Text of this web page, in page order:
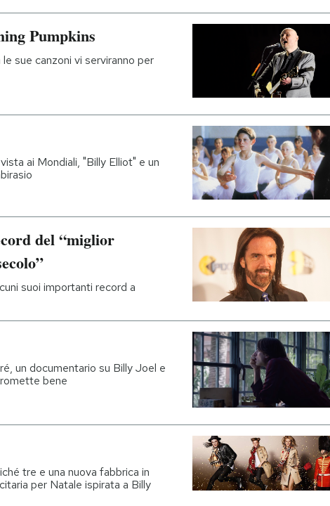
Pumpkins
sue canzoni vi serviranno per
ai Mondiali, "Billy Elliot" e un
del “miglior
suoi importanti record a
un documentario su Billy Joel e
bene
tre e una nuova fabbrica in
per Natale ispirata a Billy